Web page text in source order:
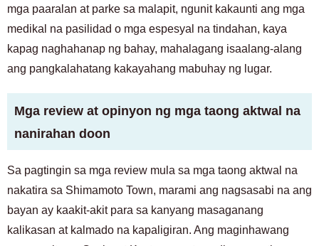
mga paaralan at parke sa malapit, ngunit kakaunti ang mga
medikal na pasilidad o mga espesyal na tindahan, kaya
kapag naghahanap ng bahay, mahalagang isaalang-alang
ang pangkalahatang kakayahang mabuhay ng lugar.
Mga review at opinyon ng mga taong aktwal na
nanirahan doon
Sa pagtingin sa mga review mula sa mga taong aktwal na
nakatira sa Shimamoto Town, marami ang nagsasabi na ang
bayan ay kaakit-akit para sa kanyang masaganang
kalikasan at kalmado na kapaligiran. Ang maginhawang